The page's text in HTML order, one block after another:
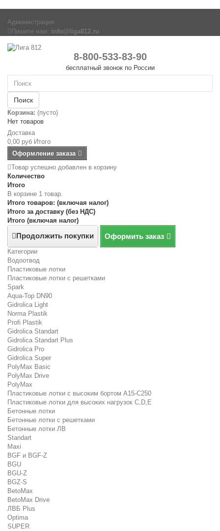
Администрация
Пишите нам: info@liga812.ru
8-800-533-83-90
бесплатный звонок по России
Поиск
Корзина: (пусто)
Нет товаров
Доставка
0,00 руб Итого
Оформление заказа
Товар успешно добавлен в корзину
Количество
Итого
В корзине 1 товар.
Итого товаров: (включая налог)
Итого за доставку (без НДС)
Итого (включая налог)
Продолжить покупки Оформить заказ
Категории
Водоотвод
Пластиковые лотки
Пластиковые лотки с решетками
Spark
Aqua-Top DN90
Gidrolica Light
Norma Plastik
Profi Plastik
Gidrolica Standart
Gidrolica Standart Plus
Gidrolica Pro
Gidrolica Super
PolyMax Basic
PolyMax Drive
PolyMax
Пластиковые лотки с высоким бортом А15-C250
Пластиковые лотки для высоких нагрузок C,D,E
Бетонные лотки
Бетонные лотки с решетками
Бетонные лотки ЛВ
Standart
Maxi
BGF и BGF-Z
BGU
BGU-Z
BGZ-S
BetoMax
BetoMax Drive
ЛВБ Plus
Optima
SUPER